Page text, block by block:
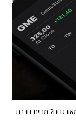
מניית חברת